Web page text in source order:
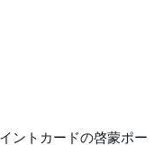
ントカードの啓蒙ポー